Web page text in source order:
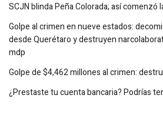
SCJN blinda Peña Colorada; así comenzó
Golpe al crimen en nueve estados:
desde Querétaro y destruyen
mdp
Golpe de $4,462 millones al crimen:
¿Prestaste tu cuenta bancaria? Podrías